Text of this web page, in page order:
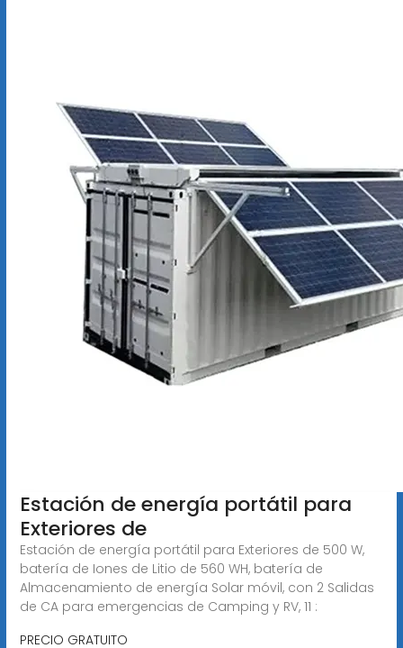
Estación de energía portátil para
Exteriores de
Estación de energía portátil para Exteriores de 500 W,
batería de Iones de Litio de 560 WH, batería de
Almacenamiento de energía Solar móvil, con 2 Salidas
de CA para emergencias de Camping y RV, 11 :
PRECIO GRATUITO